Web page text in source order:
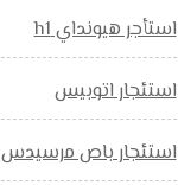
استأجر هيونداي h1
استئجار اتوبيس
استئجار باص مرسيدس